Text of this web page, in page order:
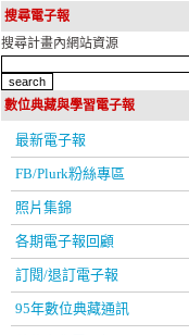
搜尋電子報
搜尋計畫內網站資源
數位典藏與學習電子報
最新電子報
FB/Plurk粉絲專區
照片集錦
各期電子報回顧
訂閱/退訂電子報
95年數位典藏通訊